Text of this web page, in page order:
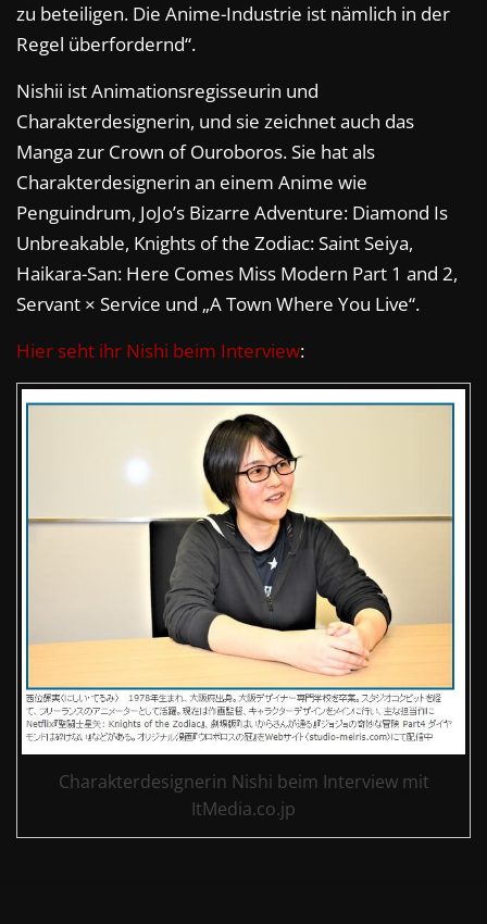
zu beteiligen. Die Anime-Industrie ist nämlich in der
Regel überfordernd“.
Nishii ist Animationsregisseurin und
Charakterdesignerin, und sie zeichnet auch das
Manga zur Crown of Ouroboros. Sie hat als
Charakterdesignerin an einem Anime wie
Penguindrum, JoJo’s Bizarre Adventure: Diamond Is
Unbreakable, Knights of the Zodiac: Saint Seiya,
Haikara-San: Here Comes Miss Modern Part 1 and 2,
Servant × Service und „A Town Where You Live“.
Hier seht ihr Nishi beim Interview:
Charakterdesignerin Nishi beim Interview mit
ItMedia.co.jp